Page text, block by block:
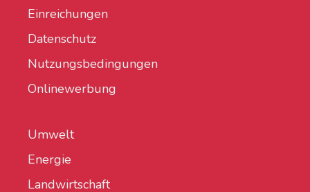
Einreichungen
Datenschutz
Nutzungsbedingungen
Onlinewerbung
Umwelt
Energie
Landwirtschaft